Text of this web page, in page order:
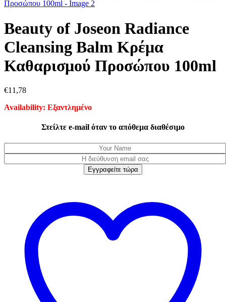
Beauty of Joseon Radiance
Cleansing Balm Κρέμα
Καθαρισμού Προσώπου 100ml
€11,78
Availability: Εξαντλημένο
Στείλτε e-mail όταν το απόθεμα διαθέσιμο